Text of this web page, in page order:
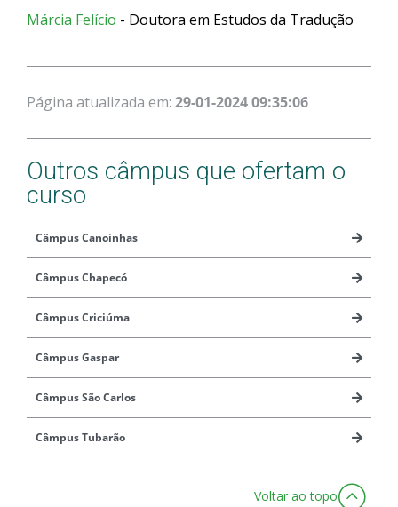
Márcia Felício - Doutora em Estudos da Tradução
Página atualizada em: 29-01-2024 09:35:06
Outros câmpus que ofertam o
curso
Câmpus Canoinhas
Câmpus Chapecó
Câmpus Criciúma
Câmpus Gaspar
Câmpus São Carlos
Câmpus Tubarão
Voltar ao topo